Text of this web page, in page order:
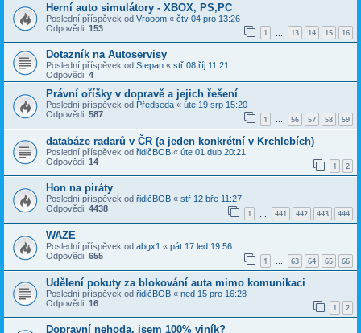
Herní auto simulátory - XBOX, PS,PC
Poslední příspěvek od Vrooom « čtv 04 pro 13:26
Odpovědi: 153 1 13 14 15 16
Dotazník na Autoservisy
Poslední příspěvek od Stepan « stř 08 říj 11:21
Odpovědi: 4
Právní oříšky v dopravě a jejich řešení
Poslední příspěvek od Předseda « úte 19 srp 15:20
Odpovědi: 587 1 … 56 57 58 59
databáze radarů v ČR (a jeden konkrétní v Krchlebích)
Poslední příspěvek od řidičBOB « úte 01 dub 20:21
Odpovědi: 14 1 2
Hon na piráty
Poslední příspěvek od řidičBOB « stř 12 bře 11:27
Odpovědi: 4438 1 441 442 443 444
WAZE
Poslední příspěvek od abgx1 « pát 17 led 19:56
Odpovědi: 655 1 … 63 64 65 66
Udělení pokuty za blokování auta mimo komunikaci
Poslední příspěvek od řidičBOB « ned 15 pro 16:28
Odpovědi: 16 1 2
Dopravní nehoda, jsem 100% viník?